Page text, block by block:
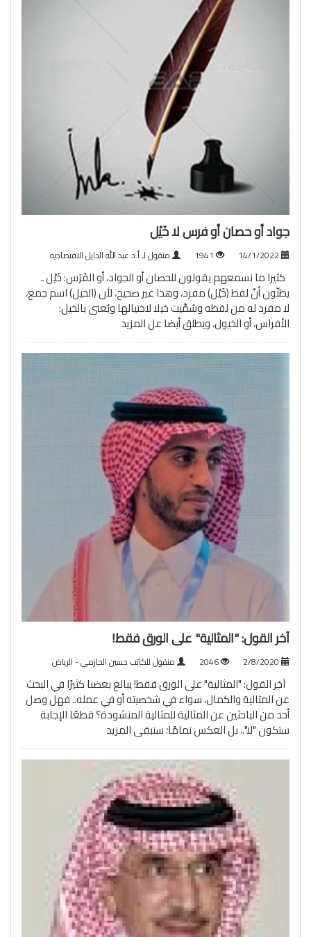
جواد أو حصان أو فرس لا خَيْل
1941 منقول لـ أ.د عبد الله الدايل الاقتصاديه
كثيرا ما نسمعهم يقولون للحصان أو الجواد، أو الفَرَس: خَيْل ـ
يظنّون أنَّ لفظ (خَيْل) مفرد، وهذا غير صحيح، لأن (الخيل) اسم جمع،
لا مفرد له من لفظه وسُمِّيت خيلا لاختيالها ويُعنى بالخيل:
الأفراس، أو الخيول، ويطلق أيضا علالمزيد
آخر القول: "المثالية" على الورق فقط!
2046 منقول للكاتب حسين الحازمي - الرياض
آخر القول: "المثالية" على الورق فقط! يبالغ بعضنا كثيرًا في البحث
عن المثالية والكمال، سواء في شخصيته أو في عمله.. فهل وصل
أحد من الباحثين عن المثالية للمثالية المنشودة؟ قطعًا الإجابة
ستكون "لا".. بل العكس تمامًا؛ ستبقىالمزيد